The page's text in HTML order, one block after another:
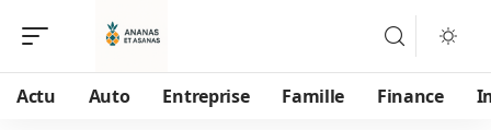
Actu Auto Entreprise Famille Finance